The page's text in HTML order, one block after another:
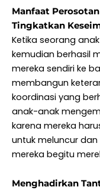
Manfaat
Tingkatkan
Ketika seorang
kemudian berhasil
mereka sendiri ke
membangun
koordinasi yang
anak-anak
karena mereka
untuk meluncur
mereka begitu
Menghadirkan